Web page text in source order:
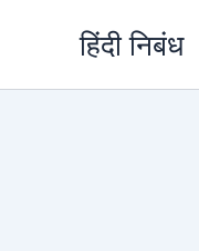
हिंदी निबंध